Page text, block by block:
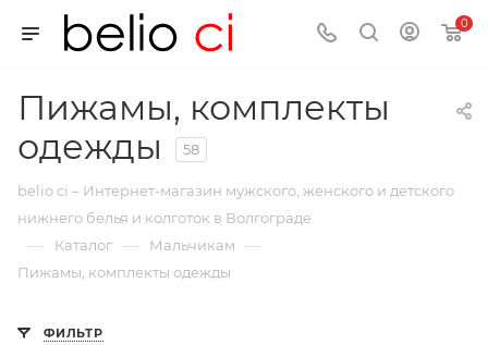
0
Пижамы, комплекты
одежды
58
belio ci – Интернет-магазин мужского, женского и детского
нижнего белья и колготок в Волгограде
— Каталог — Мальчикам —
Пижамы, комплекты одежды
ФИЛЬТР